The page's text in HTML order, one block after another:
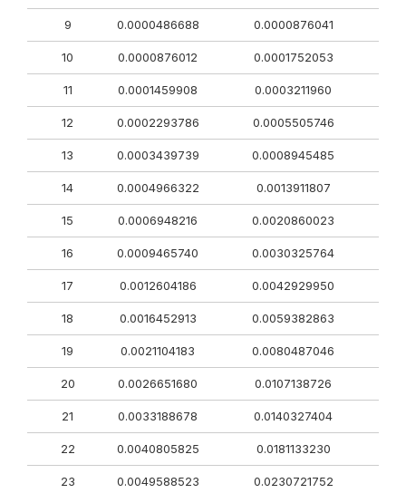
9 0.0000486688 0.0000876041
10 0.0000876012 0.0001752053
11 0.0001459908 0.0003211960
12 0.0002293786 0.0005505746
13 0.0003439739 0.0008945485
14 0.0004966322 0.0013911807
15 0.0006948216 0.0020860023
16 0.0009465740 0.0030325764
17 0.0012604186 0.0042929950
18 0.0016452913 0.0059382863
19 0.0021104183 0.0080487046
20 0.0026651680 0.0107138726
21 0.0033188678 0.0140327404
22 0.0040805825 0.0181133230
23 0.0049588523 0.0230721752